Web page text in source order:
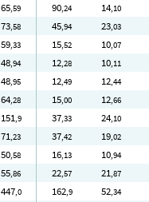
65,59 90,24 14,10
73,58 45,94 23,03
59,33 15,52 10,07
48,94 12,28 10,11
48,95 12,49 12,44
64,28 15,00 12,66
151,9 37,33 24,10
71,23 37,42 19,02
50,58 16,13 10,94
55,86 22,57 21,87
447,0 162,9 52,34